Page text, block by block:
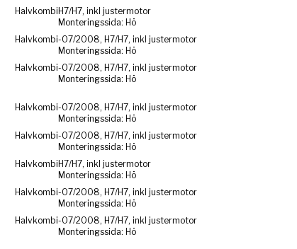
Halvkombi H7/H7, inkl justermotor
Monteringssida: Hö
Halvkombi-07/2008, H7/H7, inkl justermotor
Monteringssida: Hö
Halvkombi-07/2008, H7/H7, inkl justermotor
Monteringssida: Hö
Halvkombi-07/2008, H7/H7, inkl justermotor
Monteringssida: Hö
Halvkombi-07/2008, H7/H7, inkl justermotor
Monteringssida: Hö
Halvkombi H7/H7, inkl justermotor
Monteringssida: Hö
Halvkombi-07/2008, H7/H7, inkl justermotor
Monteringssida: Hö
Halvkombi-07/2008, H7/H7, inkl justermotor
Monteringssida: Hö